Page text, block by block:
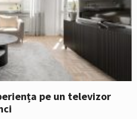
pe un televizor